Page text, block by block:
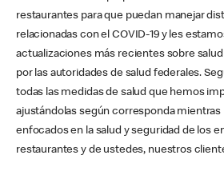
restaurantes para que puedan manejar
relacionadas con el COVID-19 y les
actualizaciones más recientes sobre
por las autoridades de salud federales.
todas las medidas de salud que hemos
ajustándolas según corresponda
enfocados en la salud y seguridad de los
restaurantes y de ustedes, nuestros